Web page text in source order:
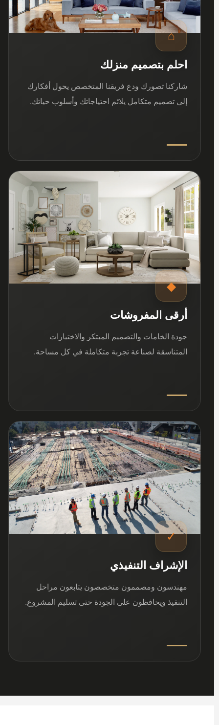
⌂
احلم بتصميم منزلك
شاركنا تصورك ودع فريقنا المتخصص يحول أفكارك
إلى تصميم متكامل يلائم احتياجاتك وأسلوب حياتك.
02
◆
أرقى المفروشات
جودة الخامات والتصميم المبتكر والاختيارات
المتناسقة لصناعة تجربة متكاملة في كل مساحة.
03
✓
الإشراف التنفيذي
مهندسون ومصممون متخصصون يتابعون مراحل
التنفيذ ويحافظون على الجودة حتى تسليم المشروع.